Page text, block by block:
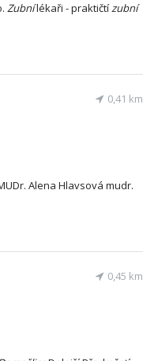
Zubnílékaři - praktičtízubní
0,41 km
Alena Hlavsová mudr.
0,45 km